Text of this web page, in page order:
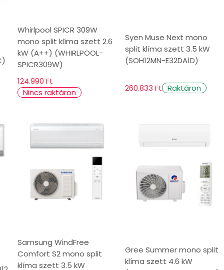
Whirlpool SPICR 309W
mono split klíma szett 2.6
kW (A++) (WHIRLPOOL-
SPICR309W)
124.990 Ft
Nincs raktáron
Syen Muse Next mono
split klíma szett 3.5 kW
(SOH12MN-E32DA1D)
260.833 Ft Raktáron
Samsung WindFree
Comfort S2 mono split
klíma szett 3.5 kW
Gree Summer mono split
klíma szett 4.6 kW